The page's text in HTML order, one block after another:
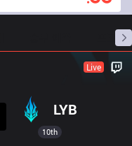
프로빌
Live
LYB
10th